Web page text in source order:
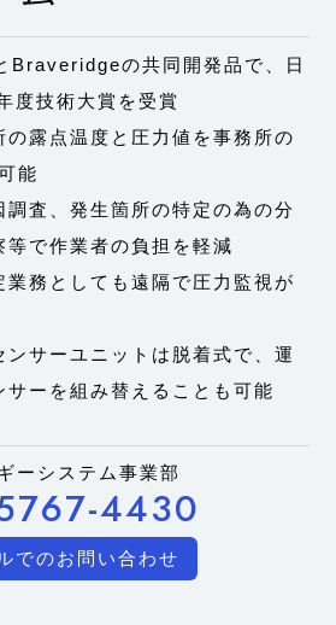
Braveridgeの共同開発品で、日
度技術大賞を受賞
の露点温度と圧力値を事務所の
能
調査、発生箇所の特定の為の分
で作業者の負担を軽減
業務としても遠隔で圧力監視が
ンサーユニットは脱着式で、運
サーを組み替えることも可能
ーシステム事業部
4430
でのお問い合わせ